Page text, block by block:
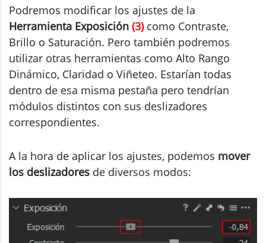
Podremos modificar los ajustes de la
Herramienta Exposición (3)como Contraste,
Brillo o Saturación. Pero también podremos
utilizar otras herramientas como Alto Rango
Dinámico, Claridad o Viñeteo. Estarían todas
dentro de esa misma pestaña pero tendrían
módulos distintos con sus deslizadores
correspondientes.
A la hora de aplicar los ajustes, podemos mover
los deslizadores de diversos modos: